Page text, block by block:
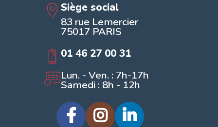
Siège social
83 rue Lemercier
75017 PARIS
01 46 27 00 31
Lun. - Ven. : 7h-17h
Samedi : 8h - 12h